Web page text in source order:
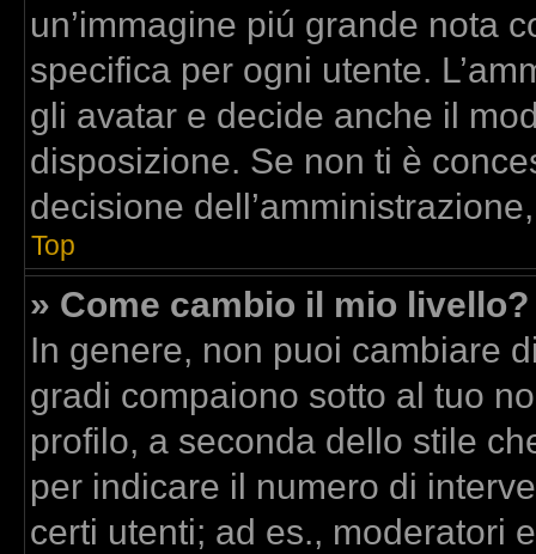
un’immagine piú grande nota
specifica per ogni utente.
gli avatar e decide anche il
disposizione. Se non ti è
decisione
Top
» Come cambio il mio livello?
In genere, non puoi cambiare
gradi compaiono sotto al tuo
profilo, a seconda dello stile
per indicare il numero di
certi utenti; ad es., moderatori